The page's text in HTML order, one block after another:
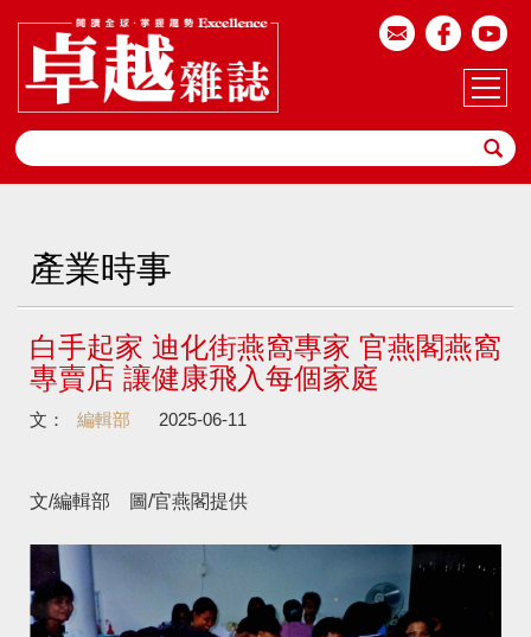
產業時事
白手起家 迪化街燕窩專家 官燕閣燕窩
專賣店 讓健康飛入每個家庭
文： 編輯部 2025-06-11
文/編輯部 圖/官燕閣提供